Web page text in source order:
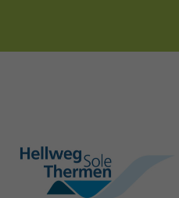
hellweg-sole-
thermen.de